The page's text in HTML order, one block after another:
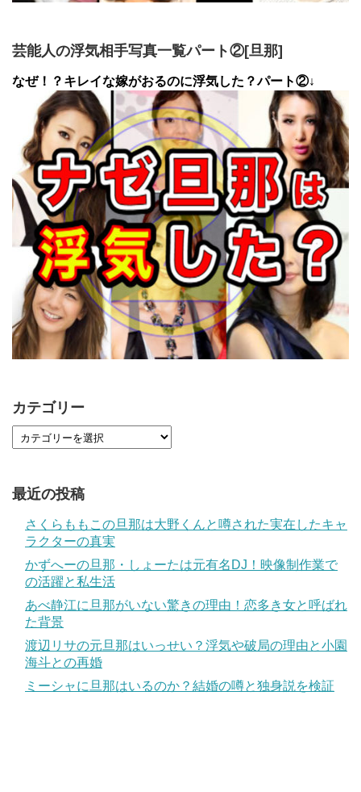
芸能人の浮気相手写真一覧パート②[旦那]
なぜ！？キレイな嫁がおるのに浮気した？パート②↓
カテゴリー
最近の投稿
さくらももこの旦那は大野くんと噂された実在したキャ
ラクターの真実
かずへーの旦那・しょーたは元有名DJ！映像制作業で
の活躍と私生活
あべ静江に旦那がいない驚きの理由！恋多き女と呼ばれ
た背景
渡辺リサの元旦那はいっせい？浮気や破局の理由と小園
海斗との再婚
ミーシャに旦那はいるのか？結婚の噂と独身説を検証